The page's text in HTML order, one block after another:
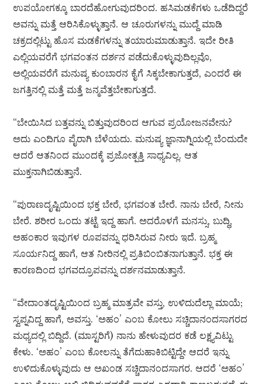
ಉಪಯೋಗಕ್ಕೂ ಬಾರದೆಹೋಗುವುದರಿಂದ. ಹಸಿಮಡಕೆಗಳು ಒಡೆದಿದ್ದರೆ
ಅವನ್ನು ಮತ್ತೆ ಆರಿಸಿಕೊಳ್ಳುತ್ತಾನೆ. ಆ ಚೂರುಗಳನ್ನು ಮುದ್ದೆ ಮಾಡಿ
ಚಕ್ರದಲ್ಲಿಟ್ಟು ಹೊಸ ಮಡಕೆಗಳನ್ನು ತಯಾರುಮಾಡುತ್ತಾನೆ. ಇದೇ ರೀತಿ
ಎಲ್ಲಿಯವರೆಗೆ ಭಗವಂತನ ದರ್ಶನ ಪಡೆದುಕೊಳ್ಳುವುದಿಲ್ಲವೊ,
ಅಲ್ಲಿಯವರೆಗೆ ಮನುಷ್ಯ ಕುಂಬಾರನ ಕೈಗೆ ಸಿಕ್ಕಬೇಕಾಗುತ್ತದೆ, ಎಂದರೆ ಈ
ಜಗತ್ತಿನಲ್ಲಿ ಮತ್ತೆ ಮತ್ತೆ ಜನ್ಮವೆತ್ತಬೇಕಾಗುತ್ತದೆ.
“ಬೇಯಿಸಿದ ಬತ್ತವನ್ನು ಬಿತ್ತುವುದರಿಂದ ಆಗುವ ಪ್ರಯೋಜನವೇನು?
ಅದು ಎಂದಿಗೂ ಪೈರಾಗಿ ಬೆಳೆಯದು. ಮನುಷ್ಯ ಜ್ಞಾನಾಗ್ನಿಯಲ್ಲಿ ಬೆಂದುದೇ
ಆದರೆ ಆತನಿಂದ ಮುಂದಕ್ಕೆ ಪ್ರಜೋತ್ಪತ್ತಿ ಸಾಧ್ಯವಿಲ್ಲ. ಆತ
ಮುಕ್ತನಾಗಿಬಿಡುತ್ತಾನೆ.
“ಪುರಾಣದೃಷ್ಟಿಯಿಂದ ಭಕ್ತ ಬೇರೆ, ಭಗವಂತ ಬೇರೆ. ನಾನು ಬೇರೆ, ನೀನು
ಬೇರೆ. ಶರೀರ ಒಂದು ತಟ್ಟೆ ಇದ್ದ ಹಾಗೆ. ಅದರೊಳಗೆ ಮನಸ್ಸು, ಬುದ್ಧಿ,
ಅಹಂಕಾರ ಇವುಗಳ ರೂಪವನ್ನು ಧರಿಸಿರುವ ನೀರು ಇದೆ. ಬ್ರಹ್ಮ
ಸೂರ್ಯನಿದ್ದ ಹಾಗೆ, ಆತ ನೀರಿನಲ್ಲಿ ಪ್ರತಿಬಿಂಬಿತನಾಗುತ್ತಾನೆ. ಭಕ್ತ ಈ
ಕಾರಣದಿಂದ ಭಗವದ್ರೂಪವನ್ನು ದರ್ಶನಮಾಡುತ್ತಾನೆ.
“ವೇದಾಂತದೃಷ್ಟಿಯಿಂದ ಬ್ರಹ್ಮ ಮಾತ್ರವೇ ವಸ್ತು, ಉಳಿದುದೆಲ್ಲಾ ಮಾಯೆ;
ಸ್ವಪ್ನವಿದ್ದ ಹಾಗೆ, ಅವಸ್ತು. ‘ಅಹಂ’ ಎಂಬ ಕೋಲು ಸಚ್ಚಿದಾನಂದಸಾಗರದ
ಮಧ್ಯದಲ್ಲಿ ಬಿದ್ದಿದೆ. (ಮಾಸ್ಟರಿಗೆ) ನಾನು ಹೇಳುವುದರ ಕಡೆ ಲಕ್ಷ್ಯವಿಟ್ಟು
ಕೇಳು. ‘ಅಹಂ’ ಎಂಬ ಕೋಲನ್ನು ತೆಗೆದುಹಾಕಿಬಿಟ್ಟಿದ್ದೇ ಆದರೆ ಇನ್ನು
ಉಳಿದುಕೊಳ್ಳುವುದು ಆ ಅಖಂಡ ಸಚ್ಚಿದಾನಂದಸಾಗರ. ಆದರೆ ‘ಅಹಂ’